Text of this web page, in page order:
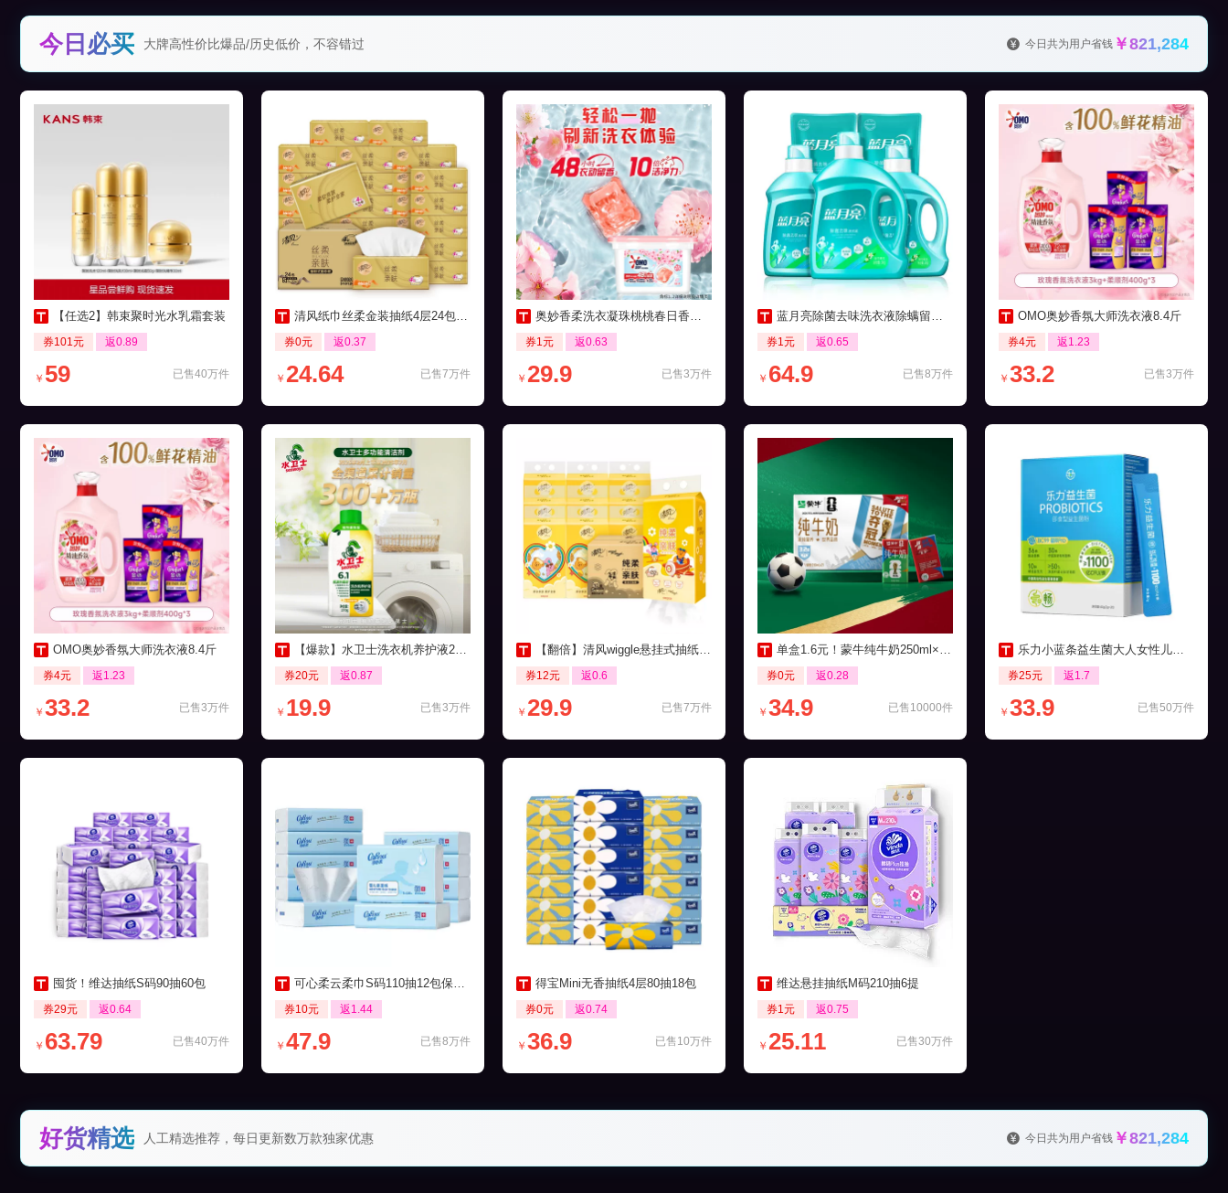
今日共为用户省钱 ￥821,284
今日必买 大牌高性价比爆品/历史低价，不容错过
【任选2】韩束聚时光水乳霜套装
券101元 返0.89
已售40万件
￥ 59
清风纸巾丝柔金装抽纸4层24包家用实惠装
券0元 返0.37
已售7万件
￥ 24.64
奥妙香柔洗衣凝珠桃桃春日香清香50颗
券1元 返0.63
已售3万件
￥ 29.9
蓝月亮除菌去味洗衣液除螨留香16斤
券1元 返0.65
已售8万件
￥ 64.9
OMO奥妙香氛大师洗衣液8.4斤
券4元 返1.23
已售3万件
￥ 33.2
OMO奥妙香氛大师洗衣液8.4斤
券4元 返1.23
已售3万件
￥ 33.2
【爆款】水卫士洗衣机养护液270ml*3瓶装
券20元 返0.87
已售3万件
￥ 19.9
【翻倍】清风wiggle悬挂式抽纸250抽10提
券12元 返0.6
已售7万件
￥ 29.9
单盒1.6元！蒙牛纯牛奶250ml×21包
券0元 返0.28
已售10000件
￥ 34.9
乐力小蓝条益生菌大人女性儿童肠胃肠道口腔
券25元 返1.7
已售50万件
￥ 33.9
囤货！维达抽纸S码90抽60包
券29元 返0.64
已售40万件
￥ 63.79
可心柔云柔巾S码110抽12包保湿柔纸巾
券10元 返1.44
已售8万件
￥ 47.9
得宝Mini无香抽纸4层80抽18包
券0元 返0.74
已售10万件
￥ 36.9
维达悬挂抽纸M码210抽6提
券1元 返0.75
已售30万件
￥ 25.11
今日共为用户省钱 ￥821,284
好货精选 人工精选推荐，每日更新数万款独家优惠